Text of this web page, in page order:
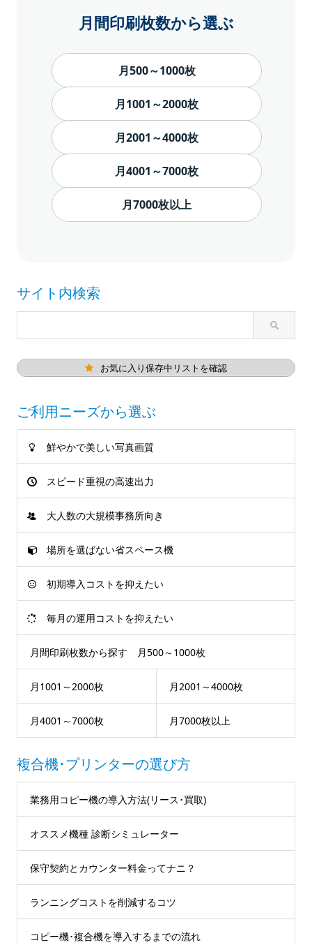
月間印刷枚数から選ぶ
月500～1000枚
月1001～2000枚
月2001～4000枚
月4001～7000枚
月7000枚以上
サイト内検索
お気に入り保存中リストを確認
ご利用ニーズから選ぶ
鮮やかで美しい写真画質
スピード重視の高速出力
大人数の大規模事務所向き
場所を選ばない省スペース機
初期導入コストを抑えたい
毎月の運用コストを抑えたい
月間印刷枚数から探す 月500～1000枚
月1001～2000枚 月2001～4000枚
月4001～7000枚 月7000枚以上
複合機･プリンターの選び方
業務用コピー機の導入方法(リース･買取)
オススメ機種 診断シミュレーター
保守契約とカウンター料金ってナニ？
ランニングコストを削減するコツ
コピー機･複合機を導入するまでの流れ